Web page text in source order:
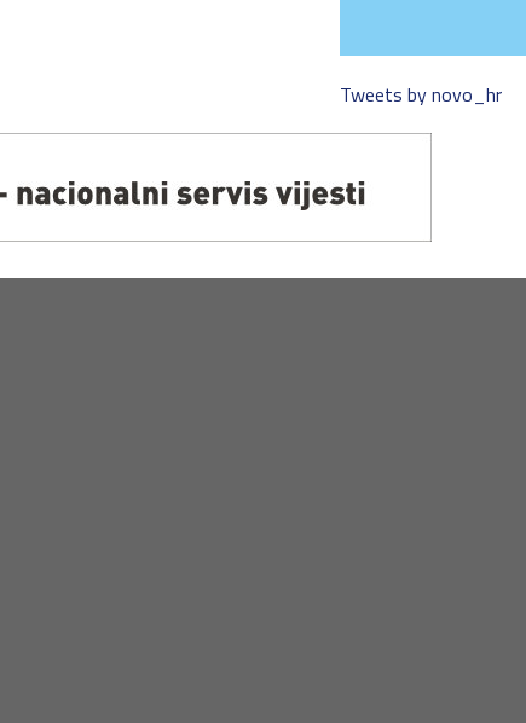
Tweets by novo_hr